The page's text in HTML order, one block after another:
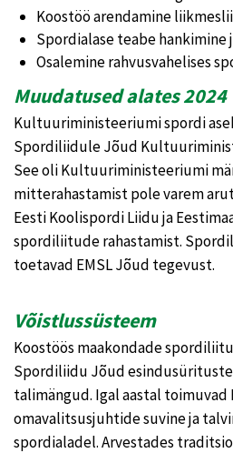
Koostöö arendamine
Spordialase teabe hankimine
Osalemine rahvusvahelises
Muudatused alates 2024
Kultuuriministeeriumi spordi
Spordiliidule Jõud
See oli Kultuuriministeeriumi
mitterahastamist pole varem
Eesti Koolispordi Liidu ja
spordiliitude rahastamist.
toetavad EMSL Jõud tegevust.
Võistlussüsteem
Koostöös maakondade
Spordiliidu Jõud
talimängud. Igal aastal
omavalitsusjuhtide suvine ja
spordialadel. Arvestades